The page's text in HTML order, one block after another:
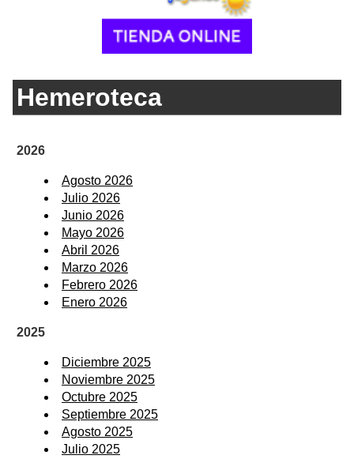
Hemeroteca
2026
Agosto 2026
Julio 2026
Junio 2026
Mayo 2026
Abril 2026
Marzo 2026
Febrero 2026
Enero 2026
2025
Diciembre 2025
Noviembre 2025
Octubre 2025
Septiembre 2025
Agosto 2025
Julio 2025